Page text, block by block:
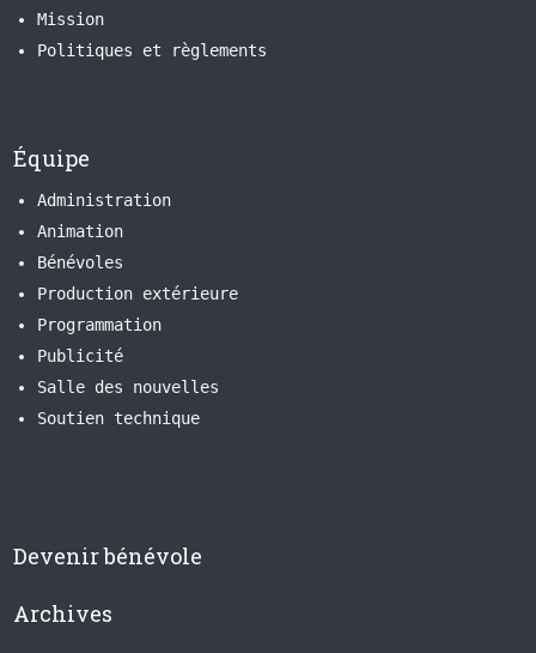
Mission
Politiques et règlements
Équipe
Administration
Animation
Bénévoles
Production extérieure
Programmation
Publicité
Salle des nouvelles
Soutien technique
Devenir bénévole
Archives